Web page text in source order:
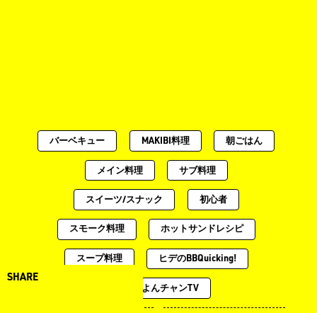
SHARE
バーベキュー MAKIBI料理 朝ごはん
メイン料理 サブ料理
スイーツ/スナック 初心者
スモーク料理 ホットサンドレシピ
スープ料理 ヒデのBBQuicking!
土曜のよんチャンTV